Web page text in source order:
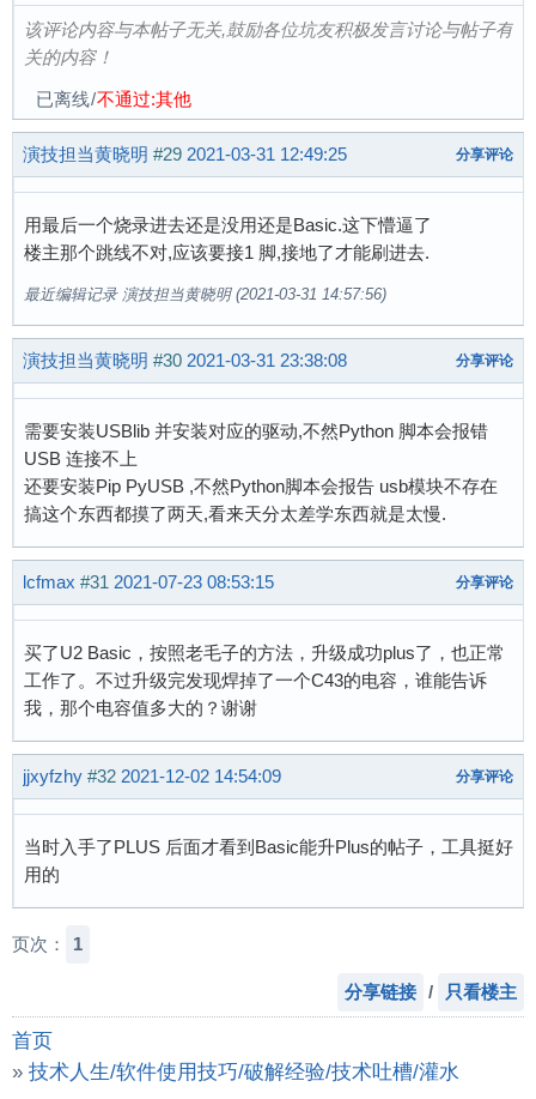
该评论内容与本帖子无关,鼓励各位坑友积极发言讨论与帖子有
关的内容！
已离线/不通过:其他
演技担当黄晓明 #29 2021-03-31 12:49:25 分享评论
用最后一个烧录进去还是没用还是Basic.这下懵逼了
楼主那个跳线不对,应该要接1 脚,接地了才能刷进去.
最近编辑记录 演技担当黄晓明 (2021-03-31 14:57:56)
演技担当黄晓明 #30 2021-03-31 23:38:08 分享评论
需要安装USBlib 并安装对应的驱动,不然Python 脚本会报错
USB 连接不上
还要安装Pip PyUSB ,不然Python脚本会报告 usb模块不存在
搞这个东西都摸了两天,看来天分太差学东西就是太慢.
lcfmax #31 2021-07-23 08:53:15 分享评论
买了U2 Basic，按照老毛子的方法，升级成功plus了，也正常
工作了。不过升级完发现焊掉了一个C43的电容，谁能告诉
我，那个电容值多大的？谢谢
jjxyfzhy #32 2021-12-02 14:54:09 分享评论
当时入手了PLUS 后面才看到Basic能升Plus的帖子，工具挺好
用的
页次： 1
分享链接 / 只看楼主
首页
» 技术人生/软件使用技巧/破解经验/技术吐槽/灌水